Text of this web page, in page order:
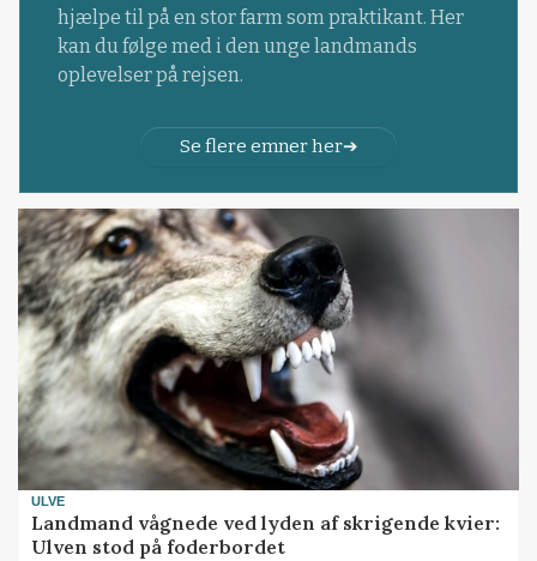
hjælpe til på en stor farm som praktikant. Her
kan du følge med i den unge landmands
oplevelser på rejsen.
Se flere emner her
ULVE
Landmand vågnede ved lyden af skrigende kvier:
Ulven stod på foderbordet